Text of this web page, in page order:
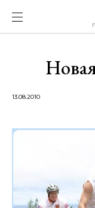
13.08.2010